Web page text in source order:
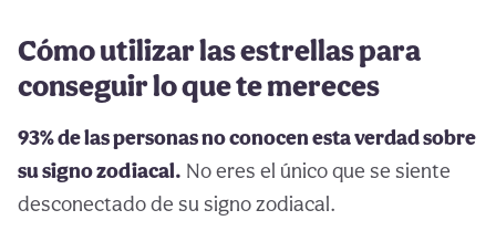
Cómo utilizar las estrellas para
conseguir lo que te mereces
93% de las personas no conocen esta verdad sobre
su signo zodiacal. No eres el único que se siente
desconectado de su signo zodiacal.